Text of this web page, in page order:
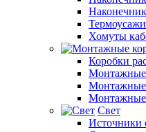
Хомуты
Коробки
Монтажные
Монтажные
Свет
Источники